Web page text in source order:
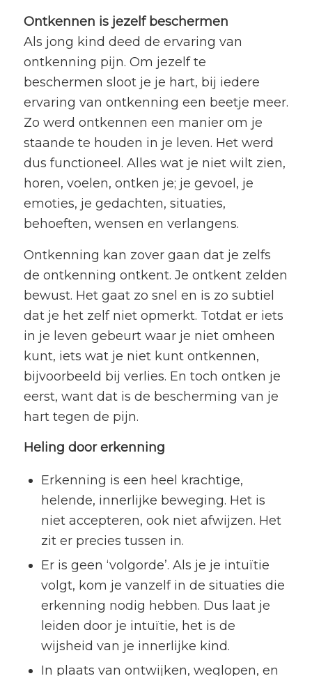
Ontkennen is jezelf beschermen
Als jong kind deed de ervaring van
ontkenning pijn. Om jezelf te
beschermen sloot je je hart, bij iedere
ervaring van ontkenning een beetje meer.
Zo werd ontkennen een manier om je
staande te houden in je leven. Het werd
dus functioneel. Alles wat je niet wilt zien,
horen, voelen, ontken je; je gevoel, je
emoties, je gedachten, situaties,
behoeften, wensen en verlangens.
Ontkenning kan zover gaan dat je zelfs
de ontkenning ontkent. Je ontkent zelden
bewust. Het gaat zo snel en is zo subtiel
dat je het zelf niet opmerkt. Totdat er iets
in je leven gebeurt waar je niet omheen
kunt, iets wat je niet kunt ontkennen,
bijvoorbeeld bij verlies. En toch ontken je
eerst, want dat is de bescherming van je
hart tegen de pijn.
Heling door erkenning
Erkenning is een heel krachtige,
helende, innerlijke beweging. Het is
niet accepteren, ook niet afwijzen. Het
zit er precies tussen in.
Er is geen ‘volgorde’. Als je je intuïtie
volgt, kom je vanzelf in de situaties die
erkenning nodig hebben. Dus laat je
leiden door je intuïtie, het is de
wijsheid van je innerlijke kind.
In plaats van ontwijken, weglopen, en